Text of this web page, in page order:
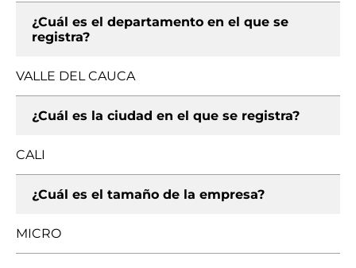
¿Cuál es el departamento en el que se
registra?
VALLE DEL CAUCA
¿Cuál es la ciudad en el que se registra?
CALI
¿Cuál es el tamaño de la empresa?
MICRO